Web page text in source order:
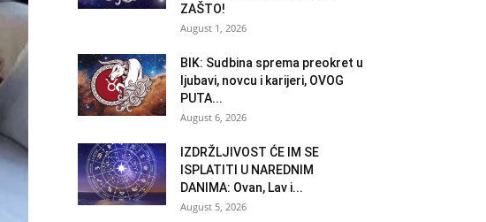
ZAŠTO!
August 1, 2026
BIK: Sudbina sprema preokret u
ljubavi, novcu i karijeri, OVOG
PUTA...
August 6, 2026
IZDRŽLJIVOST ĆE IM SE
ISPLATITI U NAREDNIM
DANIMA: Ovan, Lav i...
August 5, 2026